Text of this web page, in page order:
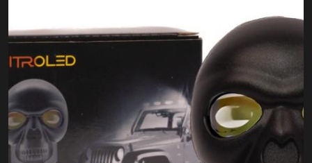
ACCESORIOS MOTO
accesorios para celulares
Accesorios y herramientas
Audio
KIT LED
Lista de Precios